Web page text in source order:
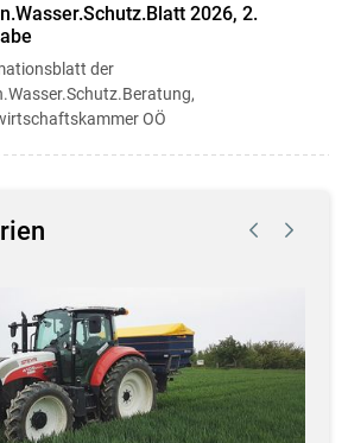
2026, 2.
der
OÖ